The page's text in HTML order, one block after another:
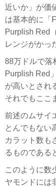
近いか」が価
は基本的に「
Purplish Red
レンジがかっ
88万ドルで落
Purplish Red
が高いとされ
それでもここ
前述のムサイ
とんでもない
カラット数も
るものである
このように数
ヤモンドには